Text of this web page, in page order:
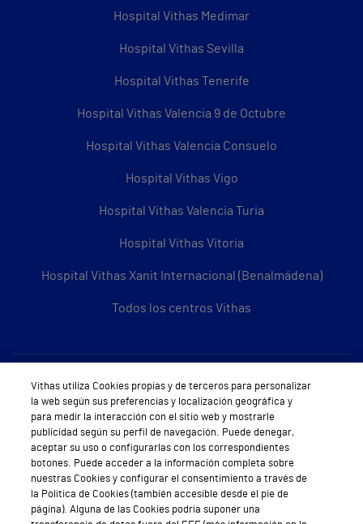
Hospital Vithas Medimar
Hospital Vithas Sevilla
Hospital Vithas Tenerife
Hospital Vithas Valencia 9 de Octubre
Hospital Vithas Valencia Consuelo
Hospital Vithas Vigo
Hospital Vithas Valencia Turia
Hospital Vithas Vitoria
Hospital Vithas Xanit Internacional (Benalmádena)
Todos los centros Vithas
Sobre Vithas
Quiénes somos
Trabajar en Vithas
Teléfono Cita Médica
Teléfono Atención al Cliente
Vithas utiliza Cookies propias y de terceros para personalizar
la web según sus preferencias y localización geográfica y
para medir la interacción con el sitio web y mostrarle
publicidad según su perfil de navegación. Puede denegar,
aceptar su uso o configurarlas con los correspondientes
botones. Puede acceder a la información completa sobre
nuestras Cookies y configurar el consentimiento a través de
la Política de Cookies (también accesible desde el pie de
página). Alguna de las Cookies podría suponer una